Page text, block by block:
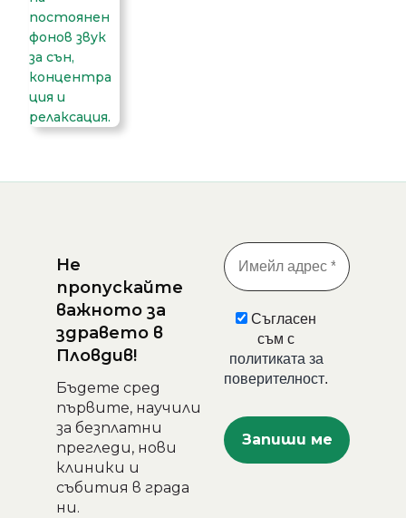
Не
пропускайте
важното за
здравето в
Пловдив!
Бъдете сред
първите, научили
за безплатни
прегледи, нови
клиники и
събития в града
ни.
Съгласен
съм с
политиката за
поверителност.